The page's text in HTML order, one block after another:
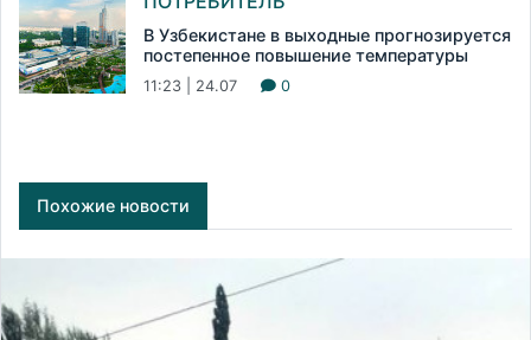
В Узбекистане в выходные прогнозируется
постепенное повышение температуры
11:23 | 24.07 0
Похожие новости